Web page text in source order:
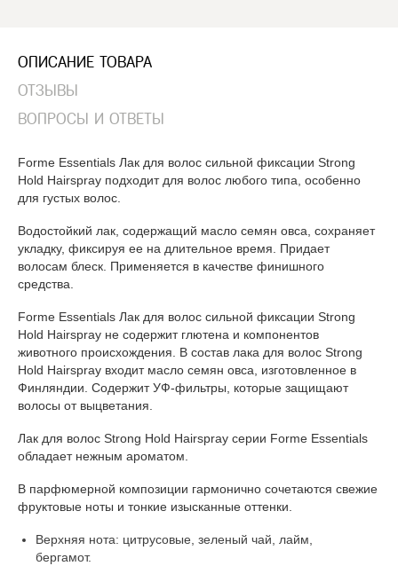
ОПИСАНИЕ ТОВАРА
ОТЗЫВЫ
ВОПРОСЫ И ОТВЕТЫ
Forme Essentials Лак для волос сильной фиксации Strong
Hold Hairspray подходит для волос любого типа, особенно
для густых волос.
Водостойкий лак, содержащий масло семян овса, сохраняет
укладку, фиксируя ее на длительное время. Придает
волосам блеск. Применяется в качестве финишного
средства.
Forme Essentials Лак для волос сильной фиксации Strong
Hold Hairspray не содержит глютена и компонентов
животного происхождения. В состав лака для волос Strong
Hold Hairspray входит масло семян овса, изготовленное в
Финляндии. Содержит УФ-фильтры, которые защищают
волосы от выцветания.
Лак для волос Strong Hold Hairspray серии Forme Essentials
обладает нежным ароматом.
В парфюмерной композиции гармонично сочетаются свежие
фруктовые ноты и тонкие изысканные оттенки.
Верхняя нота: цитрусовые, зеленый чай, лайм,
бергамот.